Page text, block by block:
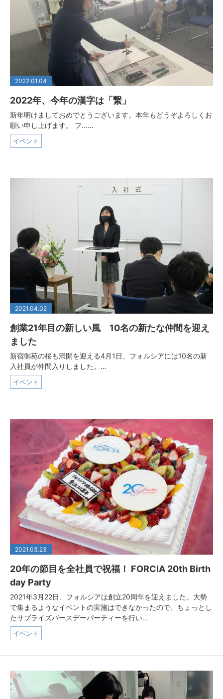
2022.01.04
2022年、今年の漢字は「繋」
新年明けましておめでとうございます。本年もどうぞよろしくお
願い申し上げます。 フ...…
イベント
2021.04.02
創業21年目の新しい風 10名の新たな仲間を迎え
ました
新宿御苑の桜も満開を迎える4月1日、フォルシアには10名の新
入社員が仲間入りしました。…
イベント
2021.03.23
20年の節目を全社員で祝福！ FORCIA 20th Birth
day Party
2021年3月22日、フォルシアは創立20周年を迎えました。大勢
で集まるようなイベントの実施はできなかったので、ちょっとし
たサプライズバースデーパーティーを行い…
イベント